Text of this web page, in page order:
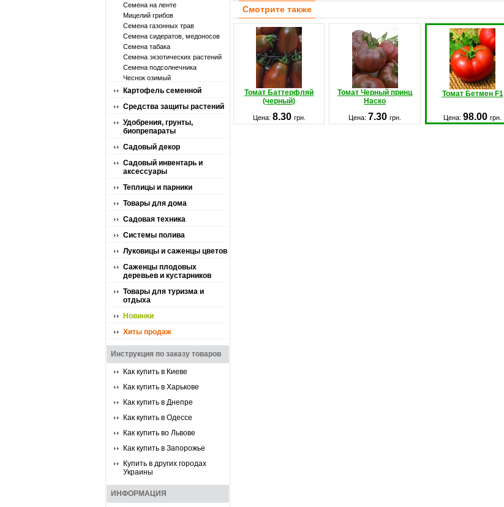
Семена на ленте
Мицелий грибов
Семена газонных трав
Семена сидератов, медоносов
Семена табака
Семена экзотических растений
Семена подсолнечника
Чеснок озимый
Картофель семенной
Средства защиты растений
Удобрения, грунты,
биопрепараты
Садовый декор
Садовый инвентарь и
аксессуары
Теплицы и парники
Товары для дома
Садовая техника
Системы полива
Луковицы и саженцы цветов
Саженцы плодовых
деревьев и кустарников
Товары для туризма и
отдыха
Новинки
Хиты продаж
Инструкция по заказу товаров
Как купить в Киеве
Как купить в Харькове
Как купить в Днепре
Как купить в Одессе
Как купить во Львове
Как купить в Запорожье
Купить в других городах
Украины
ИНФОРМАЦИЯ
Смотрите также
Томат Баттерфляй
(черный)
Томат Черный принц
Наско
Томат Бетмен F1
Цена: 8.30 грн. Цена: 7.30 грн. Цена: 98.00 грн.